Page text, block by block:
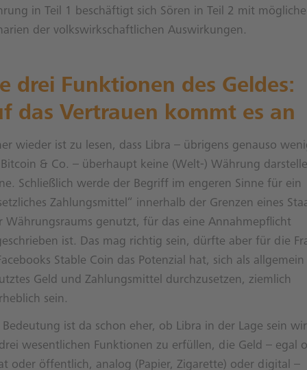
in Teil 1 beschäftigt sich Sören in Teil 2 mit
der volkswirkschaftlichen Auswirkungen.
drei Funktionen des Geldes:
das Vertrauen kommt es an
wieder ist zu lesen, dass Libra – übrigens genauso
& Co. – überhaupt keine (Welt-) Währung
Schließlich werde der Begriff im engeren Sinne für ein
Zahlungsmittel“ innerhalb der Grenzen eines
Währungsraums genutzt, für das eine Annahmepflicht
ist. Das mag richtig sein, dürfte aber für die
Stable Coin das Potenzial hat, sich als allgemein
Geld und Zahlungsmittel durchzusetzen, ziemlich
sein.
Bedeutung ist da schon eher, ob Libra in der Lage sein
wesentlichen Funktionen zu erfüllen, die Geld – egal
oder öffentlich, analog (Papier, Zigarette) oder digital –